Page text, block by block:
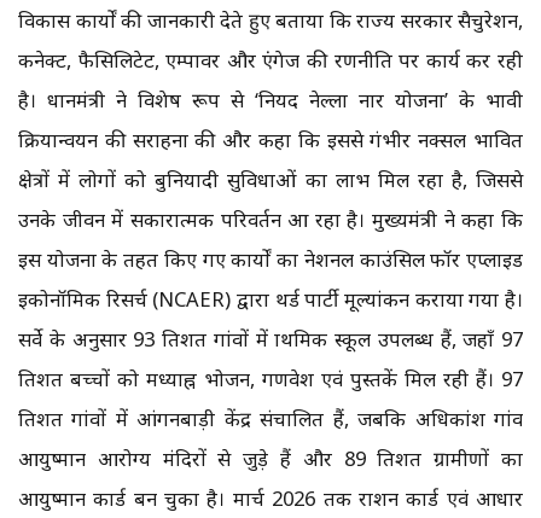
विकास कार्यों की जानकारी देते हुए बताया कि राज्य सरकार सैचुरेशन,
कनेक्ट, फैसिलिटेट, एम्पावर और एंगेज की रणनीति पर कार्य कर रही
है। प्रधानमंत्री ने विशेष रूप से ‘नियद नेल्ला नार योजना’ के प्रभावी
क्रियान्वयन की सराहना की और कहा कि इससे गंभीर नक्सल प्रभावित
क्षेत्रों में लोगों को बुनियादी सुविधाओं का लाभ मिल रहा है, जिससे
उनके जीवन में सकारात्मक परिवर्तन आ रहा है। मुख्यमंत्री ने कहा कि
इस योजना के तहत किए गए कार्यों का नेशनल काउंसिल फॉर एप्लाइड
इकोनॉमिक रिसर्च (NCAER) द्वारा थर्ड पार्टी मूल्यांकन कराया गया है।
सर्वे के अनुसार 93 प्रतिशत गांवों में प्राथमिक स्कूल उपलब्ध हैं, जहाँ 97
प्रतिशत बच्चों को मध्याह्न भोजन, गणवेश एवं पुस्तकें मिल रही हैं। 97
प्रतिशत गांवों में आंगनबाड़ी केंद्र संचालित हैं, जबकि अधिकांश गांव
आयुष्मान आरोग्य मंदिरों से जुड़े हैं और 89 प्रतिशत ग्रामीणों का
आयुष्मान कार्ड बन चुका है। मार्च 2026 तक राशन कार्ड एवं आधार